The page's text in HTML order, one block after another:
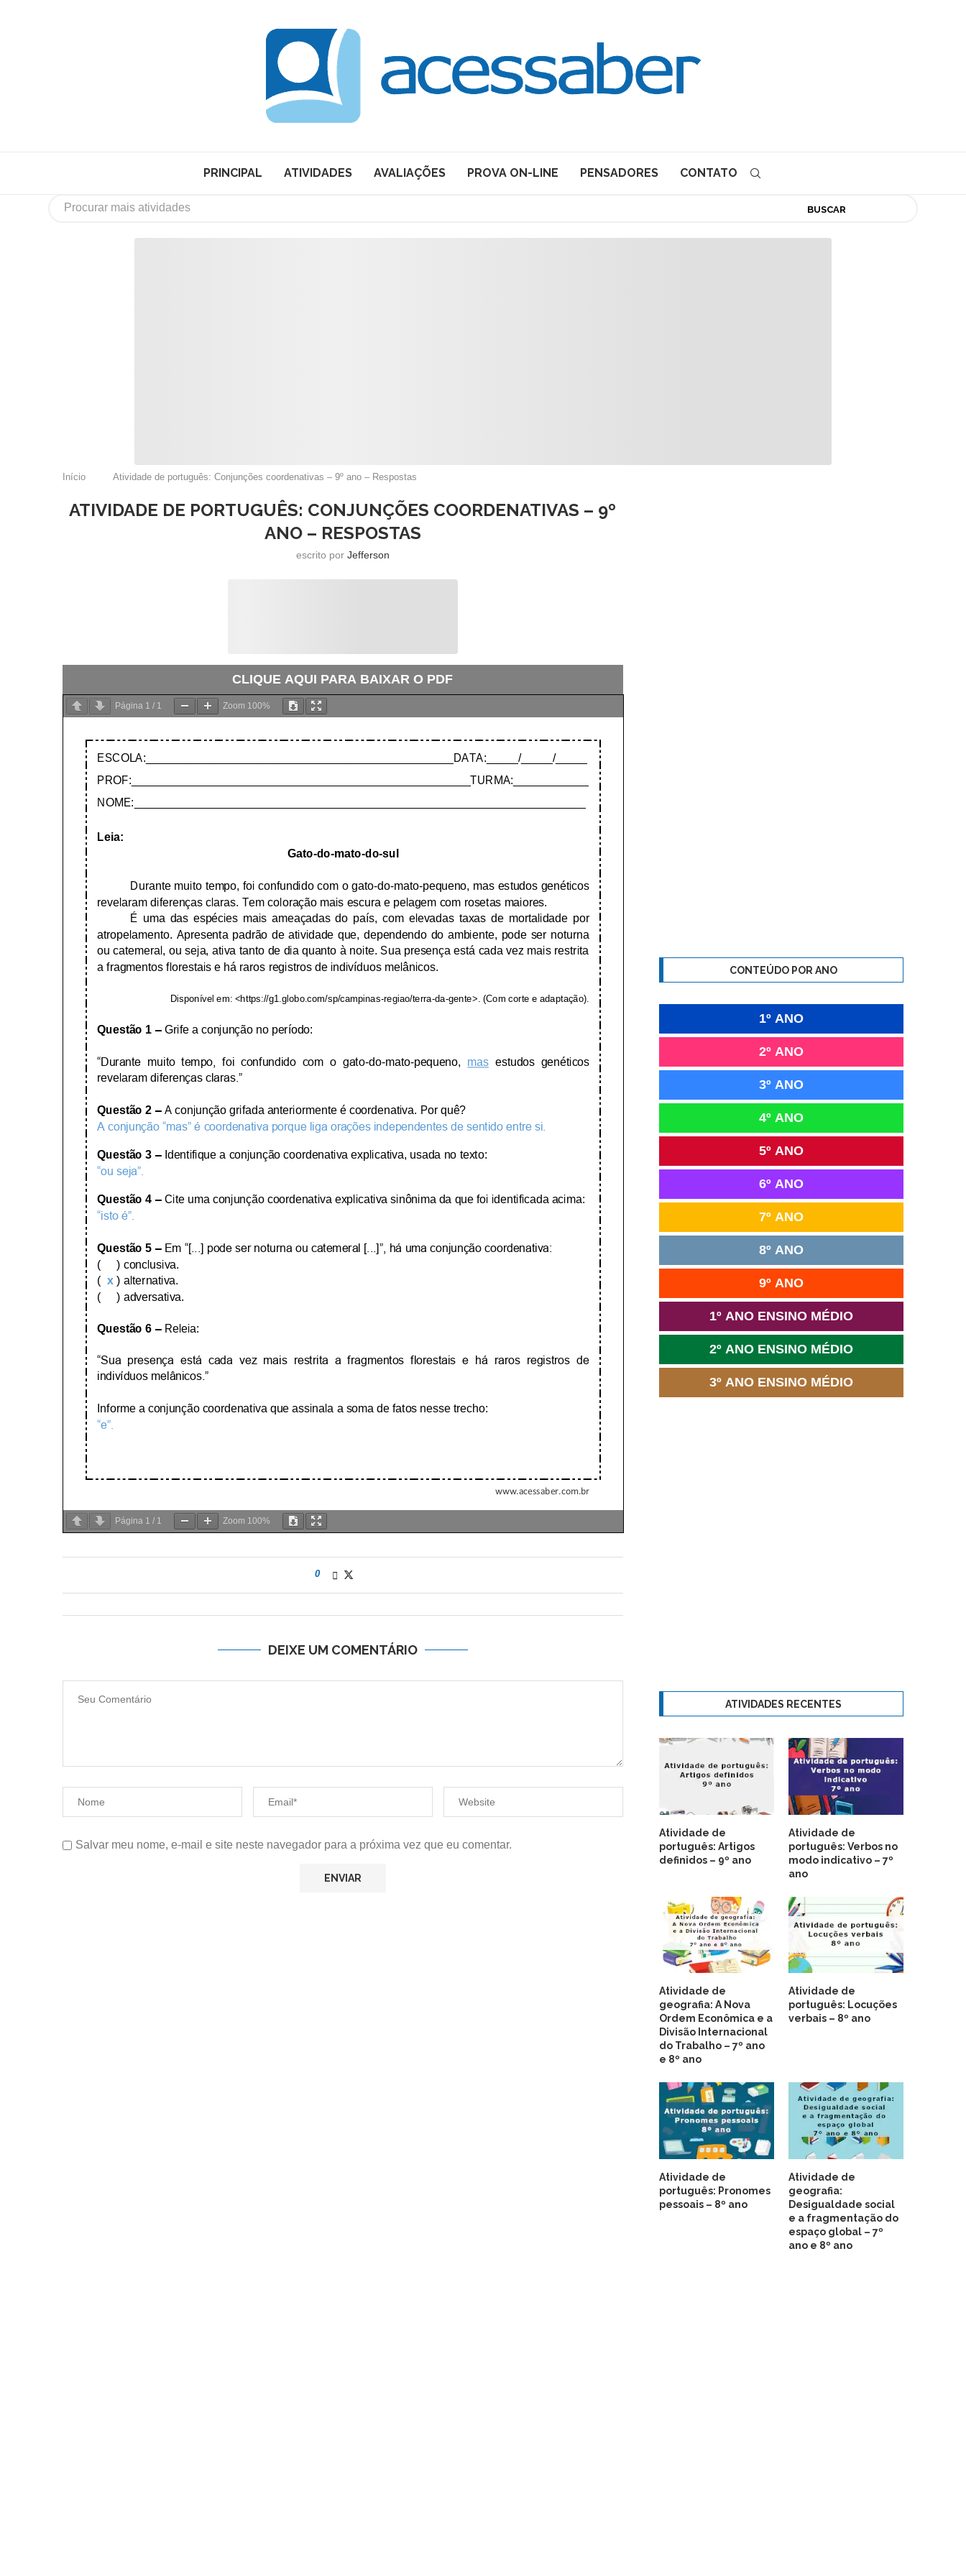
PRINCIPAL ATIVIDADES AVALIAÇÕES PROVA ON-LINE PENSADORES CONTATO
BUSCAR
Início Atividade de português: Conjunções coordenativas – 9º ano – Respostas
ATIVIDADE DE PORTUGUÊS: CONJUNÇÕES COORDENATIVAS – 9º
ANO – RESPOSTAS
escrito por Jefferson
CLIQUE AQUI PARA BAIXAR O PDF
Página 1 / 1 Zoom 100%
Página 1 / 1 Zoom 100%
0
DEIXE UM COMENTÁRIO
Salvar meu nome, e-mail e site neste navegador para a próxima vez que eu comentar.
CONTEÚDO POR ANO
1º ANO
2º ANO
3º ANO
4º ANO
5º ANO
6º ANO
7º ANO
8º ANO
9º ANO
1º ANO ENSINO MÉDIO
2º ANO ENSINO MÉDIO
3º ANO ENSINO MÉDIO
ATIVIDADES RECENTES
Atividade de
português: Artigos
definidos – 9º ano
Atividade de
português: Verbos no
modo indicativo – 7º
ano
Atividade de
geografia: A Nova
Ordem Econômica e a
Divisão Internacional
do Trabalho – 7º ano
e 8º ano
Atividade de
português: Locuções
verbais – 8º ano
Atividade de
português: Pronomes
pessoais – 8º ano
Atividade de
geografia:
Desigualdade social
e a fragmentação do
espaço global – 7º
ano e 8º ano